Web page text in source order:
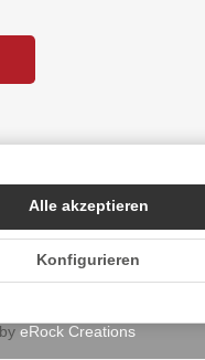
byeRock Creations
Alle akzeptieren
Konfigurieren